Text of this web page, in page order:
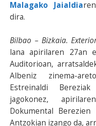
Malagako Jaialdia
dira.
Bilbao – Bizkaia.
lana apirilaren 27an
Auditorioan,
Albeniz zinema-
Estreinaldi
jagokonez,
Dokumental Berezien
Antzokian izango da,